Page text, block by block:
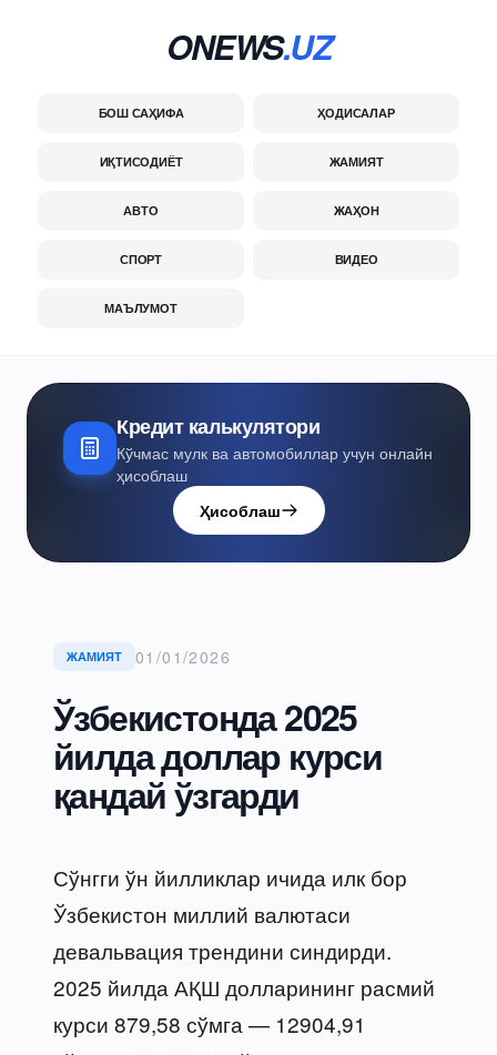
ONEWS.UZ
БОШ САҲИФА ҲОДИСАЛАР
ИҚТИСОДИЁТ ЖАМИЯТ
АВТО ЖАҲОН
СПОРТ ВИДЕО
МАЪЛУМОТ
Кредит калькулятори
Кўчмас мулк ва автомобиллар учун онлайн
ҳисоблаш
Ҳисоблаш
ЖАМИЯТ 01/01/2026
Ўзбекистонда 2025
йилда доллар курси
қандай ўзгарди
Сўнгги ўн йилликлар ичида илк бор
Ўзбекистон миллий валютаси
девальвация трендини синдирди.
2025 йилда АҚШ долларининг расмий
курси 879,58 сўмга — 12904,91